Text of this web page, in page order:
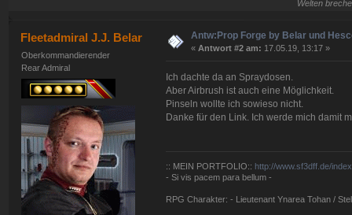
Welten
Fleetadmiral J.J. Belar
Oberkommandierender
Rear Admiral
Antw:Prop Forge by Belar und
« Antwort #2 am: 17.05.19, 13:17 »
Ich dachte da an Spraydosen.
Aber Airbrush ist auch eine Möglichkeit.
Pinseln wollte ich sowieso nicht.
Danke für den Link. Ich werde mich damit
:: MEIN PORTFOLIO:: http://www.sf3dff.de/
- Si vis pacem para bellum -
RPG Charakter: - Lieutenant Ynarea Tohan /